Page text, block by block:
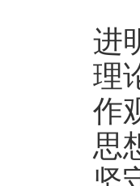
进
理
作
思